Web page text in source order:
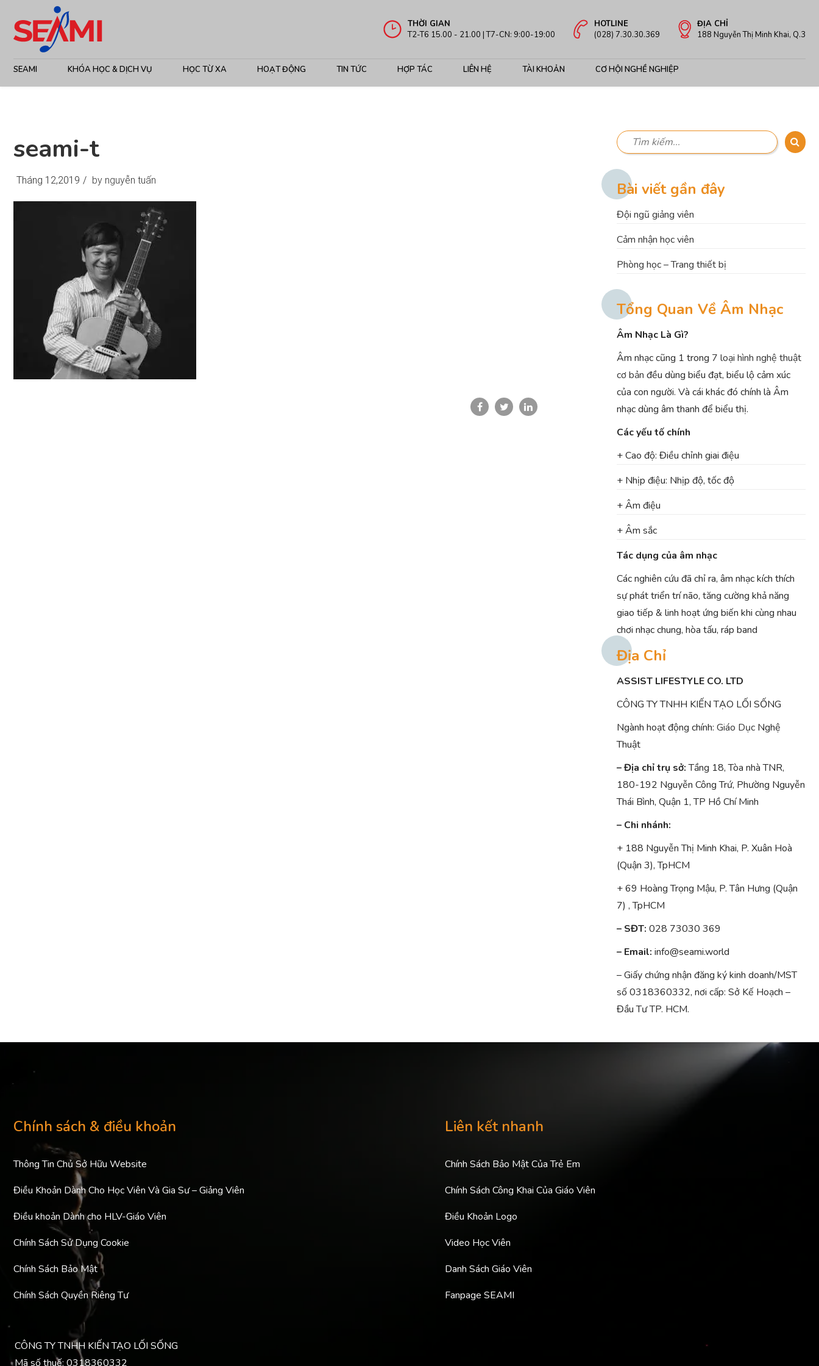
THỜI GIAN
T2-T6 15.00 - 21.00 | T7-CN: 9:00-19:00
HOTLINE
(028) 7.30.30.369
ĐỊA CHỈ
188 Nguyễn Thị Minh Khai, Q.3
SEAMI KHÓA HỌC & DỊCH VỤ HỌC TỪ XA HOẠT ĐỘNG TIN TỨC HỢP TÁC LIÊN HỆ TÀI KHOẢN CƠ HỘI NGHỀ NGHIỆP
seami-t
Tháng 12,2019 / by nguyễn tuấn Bài viết gần đây
Đội ngũ giảng viên
Cảm nhận học viên
Phòng học – Trang thiết bị
Tổng Quan Về Âm Nhạc
Âm Nhạc Là Gì?
Âm nhạc cũng 1 trong 7 loại hình nghệ thuật
cơ bản đều dùng biểu đạt, biểu lộ cảm xúc
của con người. Và cái khác đó chính là Âm
nhạc dùng âm thanh để biểu thị.
Các yếu tố chính
+ Cao độ: Điều chỉnh giai điệu
+ Nhịp điệu: Nhịp độ, tốc độ
+ Âm điệu
+ Âm sắc
Tác dụng của âm nhạc
Các nghiên cứu đã chỉ ra, âm nhạc kích thích
sự phát triển trí não, tăng cường khả năng
giao tiếp & linh hoạt ứng biến khi cùng nhau
chơi nhạc chung, hòa tấu, ráp band
Địa Chỉ
ASSIST LIFESTYLE CO. LTD
CÔNG TY TNHH KIẾN TẠO LỐI SỐNG
Ngành hoạt động chính: Giáo Dục Nghệ
Thuật
– Địa chỉ trụ sở:Tầng 18, Tòa nhà TNR,
180-192 Nguyễn Công Trứ, Phường Nguyễn
Thái Bình, Quận 1, TP Hồ Chí Minh
– Chi nhánh:
+ 188 Nguyễn Thị Minh Khai, P. Xuân Hoà
(Quận 3), TpHCM
+ 69 Hoàng Trọng Mậu, P. Tân Hưng (Quận
7) , TpHCM
– SĐT: 028 73030 369
– Email: info@seami.world
– Giấy chứng nhận đăng ký kinh doanh/MST
số 0318360332, nơi cấp: Sở Kế Hoạch –
Đầu Tư TP. HCM.
Chính sách & điều khoản
Thông Tin Chủ Sở Hữu Website
Điều Khoản Dành Cho Học Viên Và Gia Sư – Giảng Viên
Điều khoản Dành cho HLV-Giáo Viên
Chính Sách Sử Dụng Cookie
Chính Sách Bảo Mật
Chính Sách Quyền Riêng Tư
Liên kết nhanh
Chính Sách Bảo Mật Của Trẻ Em
Chính Sách Công Khai Của Giáo Viên
Điều Khoản Logo
Video Học Viên
Danh Sách Giáo Viên
Fanpage SEAMI
CÔNG TY TNHH KIẾN TẠO LỐI SỐNG
Mã số thuế: 0318360332